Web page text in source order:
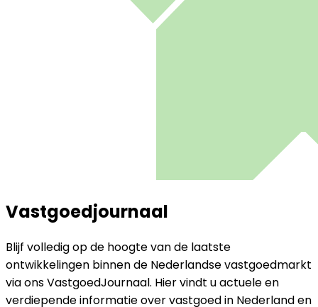
Vastgoedjournaal
Blijf volledig op de hoogte van de laatste
ontwikkelingen binnen de Nederlandse vastgoedmarkt
via ons VastgoedJournaal. Hier vindt u actuele en
verdiepende informatie over vastgoed in Nederland en